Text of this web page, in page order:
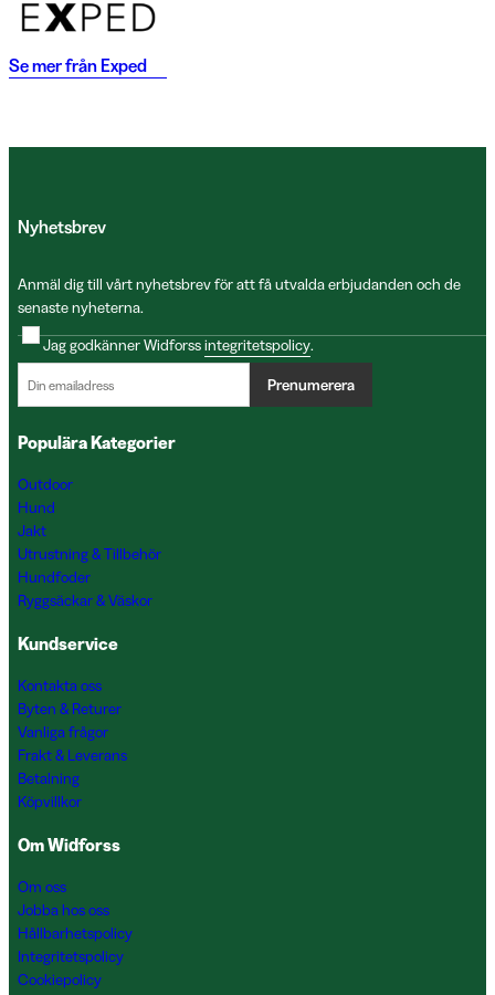
Se mer från Exped
Nyhetsbrev
Anmäl dig till vårt nyhetsbrev för att få utvalda erbjudanden och de
senaste nyheterna.
Jag godkänner Widforssintegritetspolicy.
Prenumerera
Populära Kategorier
Outdoor
Hund
Jakt
Utrustning & Tillbehör
Hundfoder
Ryggsäckar & Väskor
Kundservice
Kontakta oss
Byten & Returer
Vanliga frågor
Frakt & Leverans
Betalning
Köpvillkor
Om Widforss
Om oss
Jobba hos oss
Hållbarhetspolicy
Integritetspolicy
Cookiepolicy